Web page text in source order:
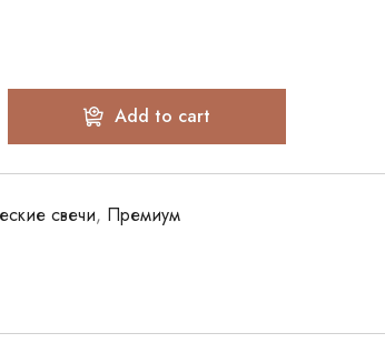
Add to cart
свечи, Премиум